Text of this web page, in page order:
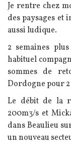
Je rentre chez
des paysages
aussi ludique.
2 semaines
habituel
sommes de
Dordogne pour
Le débit de la
200m3/s et
dans Beaulieu
un nouveau